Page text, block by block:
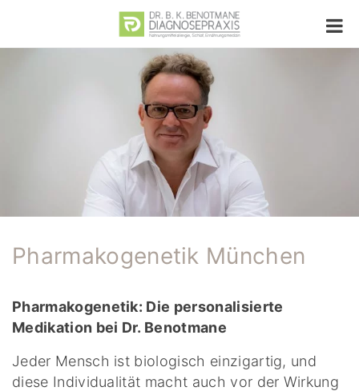
Pharmakogenetik München
Pharmakogenetik: Die personalisierte
Medikation bei Dr. Benotmane
Jeder Mensch ist biologisch einzigartig, und
diese Individualität macht auch vor der Wirkung